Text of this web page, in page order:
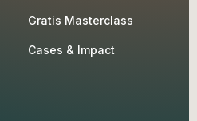
Gratis Masterclass
Cases & Impact